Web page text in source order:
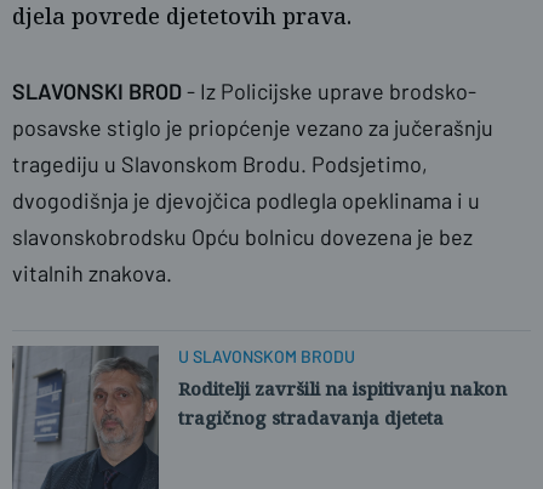
djela povrede djetetovih prava.
SLAVONSKI BROD- Iz Policijske uprave brodsko-
posavske stiglo je priopćenje vezano za jučerašnju
tragediju u Slavonskom Brodu. Podsjetimo,
dvogodišnja je djevojčica podlegla opeklinama i u
slavonskobrodsku Opću bolnicu dovezena je bez
vitalnih znakova.
U SLAVONSKOM BRODU
Roditelji završili na ispitivanju nakon
tragičnog stradavanja djeteta